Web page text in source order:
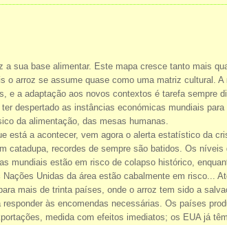
a sua base alimentar. Este mapa cresce tanto mais
o arroz se assume quase como uma matriz cultural.
e a adaptação aos novos contextos é tarefa sempre
despertado as instâncias económicas mundiais
da alimentação, das mesas humanas.
está a acontecer, vem agora o alerta estatístico da
catadupa, recordes de sempre são batidos. Os níveis
mundiais estão em risco de colapso histórico,
Unidas da área estão cabalmente em risco...
mais de trinta países, onde o arroz tem sido a
às encomendas necessárias. Os países
medida com efeitos imediatos; os EUA já